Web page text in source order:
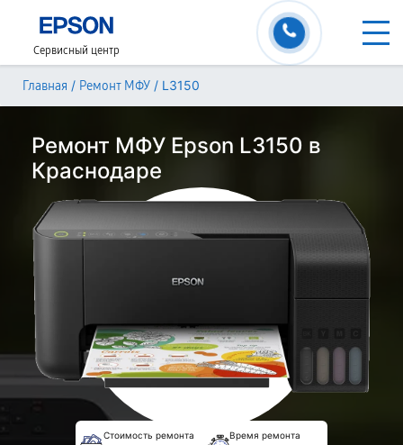
Сервисный центр
Главная / Ремонт МФУ / L3150
Ремонт МФУ Epson L3150 в
Краснодаре
Стоимость ремонта Время ремонта